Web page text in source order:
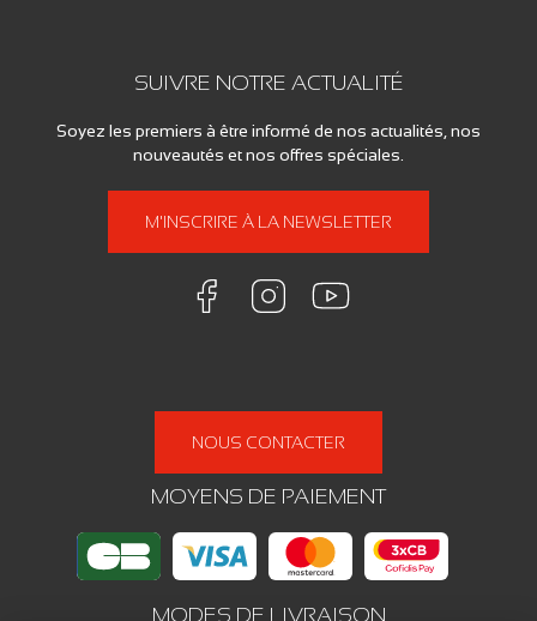
SUIVRE NOTRE ACTUALITÉ
Soyez les premiers à être informé de nos actualités, nos
nouveautés et nos offres spéciales.
M'INSCRIRE À LA NEWSLETTER
NOUS CONTACTER
MOYENS DE PAIEMENT
MODES DE LIVRAISON